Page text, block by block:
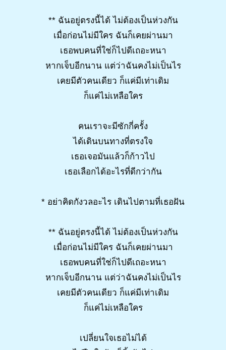
** ฉันอยู่ตรงนี้ได้ ไม่ต้องเป็นห่วงกัน
เมื่อก่อนไม่มีใคร ฉันก็เคยผ่านมา
เธอพบคนที่ใช่ก็ไปดีเถอะหนา
หากเจ็บอีกนาน แต่ว่าฉันคงไม่เป็นไร
เคยมีตัวคนเดียว ก็แค่มีเท่าเดิม
ก็แค่ไม่เหลือใคร
คนเราจะมีซักกี่ครั้ง
ได้เดินบนทางที่ตรงใจ
เธอเจอมันแล้วก็ก้าวไป
เธอเลือกได้อะไรที่ดีกว่ากัน
* อย่าคิดกังวลอะไร เดินไปตามที่เธอฝัน
** ฉันอยู่ตรงนี้ได้ ไม่ต้องเป็นห่วงกัน
เมื่อก่อนไม่มีใคร ฉันก็เคยผ่านมา
เธอพบคนที่ใช่ก็ไปดีเถอะหนา
หากเจ็บอีกนาน แต่ว่าฉันคงไม่เป็นไร
เคยมีตัวคนเดียว ก็แค่มีเท่าเดิม
ก็แค่ไม่เหลือใคร
เปลี่ยนใจเธอไม่ได้